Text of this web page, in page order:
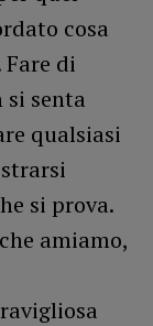
cosa
di
si senta
qualsiasi
si prova.
amiamo,